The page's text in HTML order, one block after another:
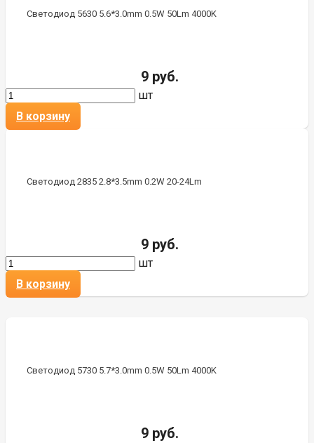
Светодиод 5630 5.6*3.0mm 0.5W 50Lm 4000K
9 руб.
шт
В корзину
Светодиод 2835 2.8*3.5mm 0.2W 20-24Lm
9 руб.
шт
В корзину
Светодиод 5730 5.7*3.0mm 0.5W 50Lm 4000K
9 руб.